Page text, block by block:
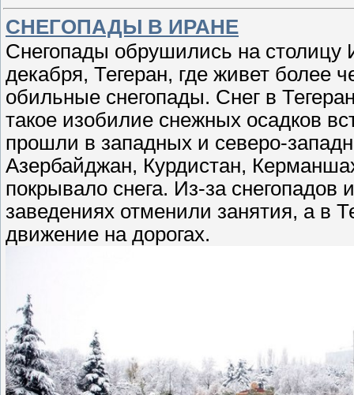
СНЕГОПАДЫ В ИРАНЕ
Снегопады обрушились на
декабря, Тегеран, где живет
обильные снегопады. Снег в
такое изобилие снежных осадков
прошли в западных и северо-
Азербайджан, Курдистан,
покрывало снега. Из-за
заведениях отменили занятия, а в
движение на дорогах.